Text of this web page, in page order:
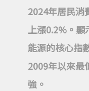
2024年居民消
上漲0.2%。顯
能源的核心指
2009年以來最
強。